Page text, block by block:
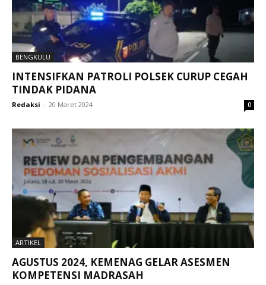
BENGKULU
INTENSIFKAN PATROLI POLSEK CURUP CEGAH
TINDAK PIDANA
Redaksi - 20 Maret 2024 0
ARTIKEL
AGUSTUS 2024, KEMENAG GELAR ASESMEN
KOMPETENSI MADRASAH